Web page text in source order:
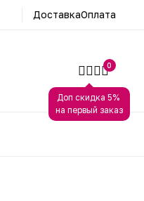
ДоставкаОплата
Доп скидка 5%
на первый заказ
0